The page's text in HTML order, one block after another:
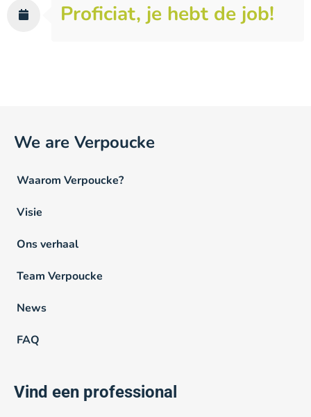
Proficiat, je hebt de job!
We are Verpoucke
Waarom Verpoucke?
Visie
Ons verhaal
Team Verpoucke
News
FAQ
Vind een professional